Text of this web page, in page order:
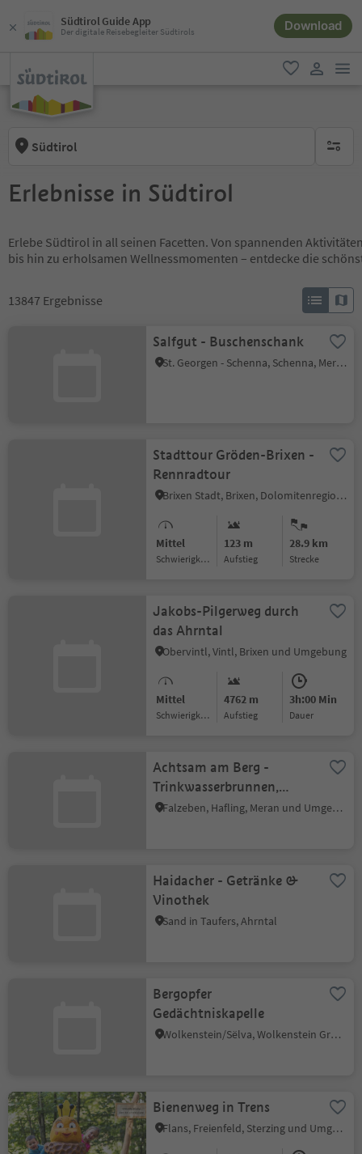
Südtirol Guide App
Der digitale Reisebegleiter Südtirols Download
favorit
Südtirol keine
Erlebnisse in Südtirol
Erlebe Südtirol in all seinen Facetten. Von spannenden
bis hin zu erholsamen Wellnessmomenten – entdecke die
13847 Ergebnisse
Salfgut - Buschenschank
St. Georgen - Schenna, Schenna, Meran und Umgebung
Stadttour Gröden-Brixen -
Rennradtour
Brixen Stadt, Brixen, Dolomitenregion Gröden
Mittel
Schwierigkeitsgrad
123 m
Aufstieg
28.9 km
Strecke
Jakobs-Pilgerweg durch
das Ahrntal
Obervintl, Vintl, Brixen und Umgebung
Mittel
Schwierigkeitsgrad
4762 m
Aufstieg
3h:00 Min
Dauer
Achtsam am Berg -
Trinkwasserbrunnen,
Mittelstation Naifjoch
Falzeben, Hafling, Meran und Umgebung
Haidacher - Getränke &
Vinothek
Sand in Taufers, Ahrntal
Bergopfer
Gedächtniskapelle
Wolkenstein/Sëlva, Wolkenstein Gröden, Dolomitenregion Gröden
Bienenweg in Trens
Flans, Freienfeld, Sterzing und Umgebung